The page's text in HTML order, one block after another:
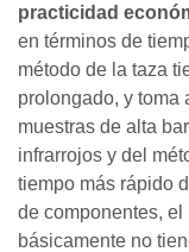
practicidad
en términos de
método de la taza
prolongado, y toma
muestras de alta
infrarrojos y del
tiempo más rápido
de componentes, el
básicamente no